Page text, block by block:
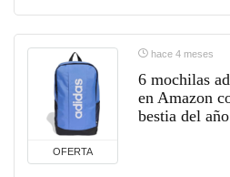
OFERTA
hace 4 meses
6 mochilas
en Amazon
bestia del